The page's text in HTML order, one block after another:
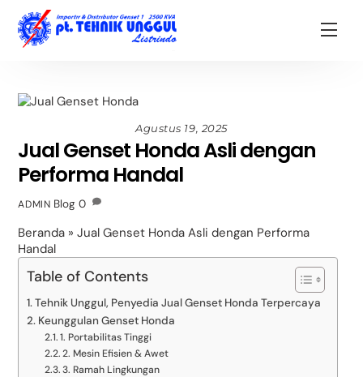
content
Agustus 19, 2025
Jual Genset Honda Asli dengan
Performa Handal
ADMIN Blog 0
Beranda »Jual Genset Honda Asli dengan Performa
Handal
Table of Contents
Tehnik Unggul, Penyedia Jual Genset Honda Terpercaya
Keunggulan Genset Honda
1. Portabilitas Tinggi
2. Mesin Efisien & Awet
3. Ramah Lingkungan